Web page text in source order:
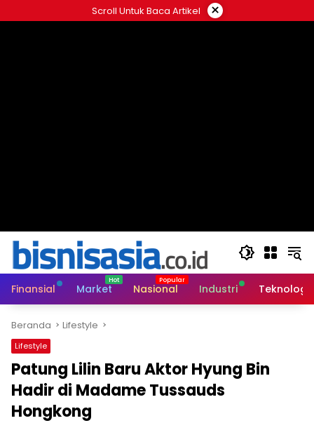
ke
Scroll Untuk Baca Artikel ×
Finansial Market Nasional Industri Teknologi
Beranda Lifestyle
Lifestyle
Patung Lilin Baru Aktor Hyung Bin
Hadir di Madame Tussauds
Hongkong